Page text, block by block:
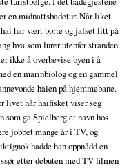
en midnattsbadetur. Når liket
har vært borte og jafset litt på
hva som lurer utenfor stranden
ikke å overbevise byen i å
en marinbiolog og en gammel
haien på hjemmebane.
livet når haifisket viser seg
ga Spielberg et navn hos
jobbet mange år i TV, og
hadde han oppnådd en
etter debuten med TV-filmen